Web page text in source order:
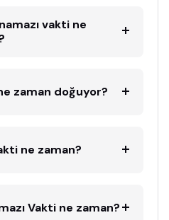
vakti ne
zaman doğuyor?
ne zaman?
Vakti ne zaman?